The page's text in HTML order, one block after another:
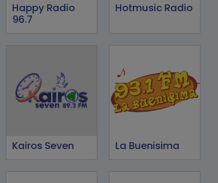
Happy Radio
96.7
Hotmusic Radio
Kairos Seven La Buenisima